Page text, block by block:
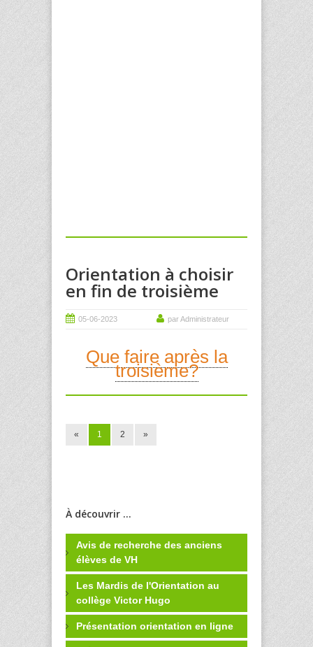
Orientation à choisir
en fin de troisième
05-06-2023 par Administrateur
Que faire après la
troisième?
« 1 2 »
À découvrir ...
Avis de recherche des anciens
élèves de VH
Les Mardis de l'Orientation au
collège Victor Hugo
Présentation orientation en ligne